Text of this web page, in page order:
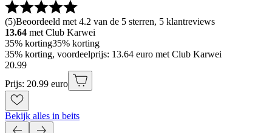
(5)Beoordeeld met 4.2 van de 5 sterren, 5 klantreviews
13.64 met Club Karwei
35% korting35% korting
35% korting, voordeelprijs: 13.64 euro met Club Karwei
20.99
Prijs: 20.99 euro
Bekijk alles in beits